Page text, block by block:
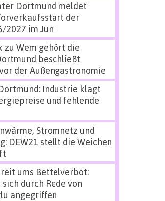
Dortmund meldet
der
2027 im Juni
zu Wem gehört die
beschließt
der Außengastronomie
Industrie klagt
und fehlende
Stromnetz und
DEW21 stellt die Weichen
ums Bettelverbot:
durch Rede von
angegriffen